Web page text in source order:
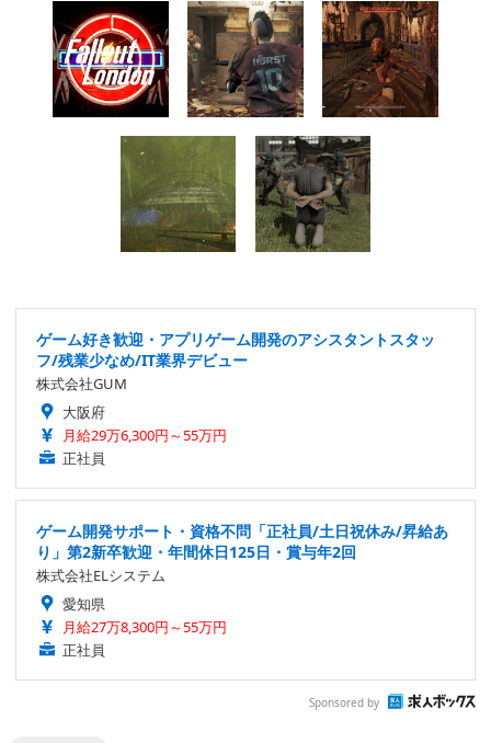
ゲーム好き歓迎・アプリゲーム開発のアシスタントスタッ
フ/残業少なめ/IT業界デビュー
株式会社GUM
大阪府
月給29万6,300円～55万円
正社員
ゲーム開発サポート・資格不問「正社員/土日祝休み/昇給あ
り」第2新卒歓迎・年間休日125日・賞与年2回
株式会社ELシステム
愛知県
月給27万8,300円～55万円
正社員
Sponsored by